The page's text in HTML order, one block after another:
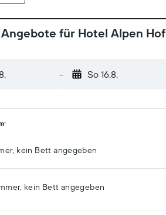
für Hotel Alpen Hof
- So 16.8.
kein Bett angegeben
kein Bett angegeben